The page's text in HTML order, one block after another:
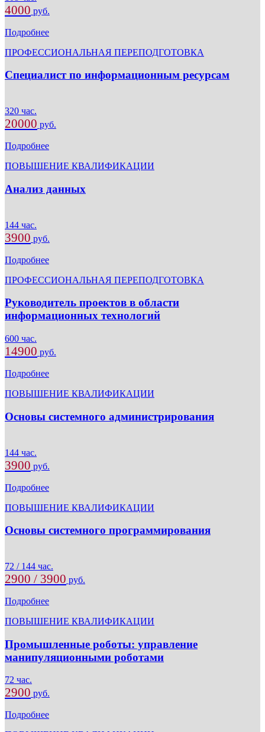
4000 руб.
Подробнее
ПРОФЕССИОНАЛЬНАЯ ПЕРЕПОДГОТОВКА
Специалист по информационным ресурсам
320 час.
20000 руб.
Подробнее
ПОВЫШЕНИЕ КВАЛИФИКАЦИИ
Анализ данных
144 час.
3900 руб.
Подробнее
ПРОФЕССИОНАЛЬНАЯ ПЕРЕПОДГОТОВКА
Руководитель проектов в области
информационных технологий
600 час.
14900 руб.
Подробнее
ПОВЫШЕНИЕ КВАЛИФИКАЦИИ
Основы системного администрирования
144 час.
3900 руб.
Подробнее
ПОВЫШЕНИЕ КВАЛИФИКАЦИИ
Основы системного программирования
72 / 144 час.
2900 / 3900 руб.
Подробнее
ПОВЫШЕНИЕ КВАЛИФИКАЦИИ
Промышленные роботы: управление
манипуляционными роботами
72 час.
2900 руб.
Подробнее